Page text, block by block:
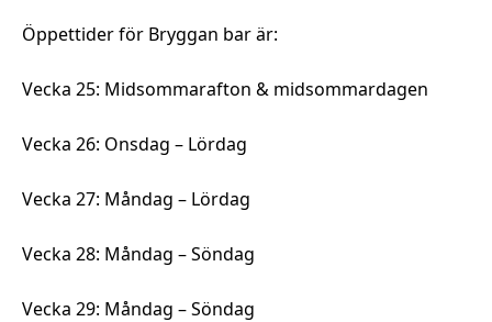
Öppettider för Bryggan bar är:
Vecka 25: Midsommarafton & midsommardagen
Vecka 26: Onsdag – Lördag
Vecka 27: Måndag – Lördag
Vecka 28: Måndag – Söndag
Vecka 29: Måndag – Söndag